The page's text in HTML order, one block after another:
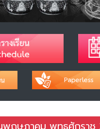
พฤษภาคม พุทธศักราช